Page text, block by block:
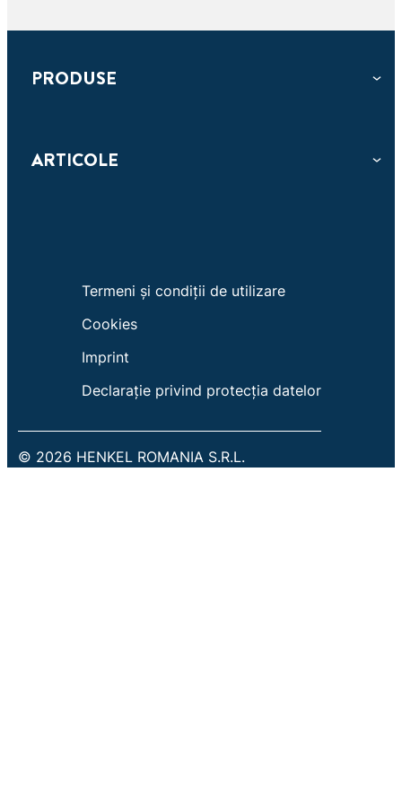
PRODUSE
ARTICOLE
Termeni și condiții de utilizare
Cookies
Imprint
Declarație privind protecția datelor
© 2026 HENKEL ROMANIA S.R.L.